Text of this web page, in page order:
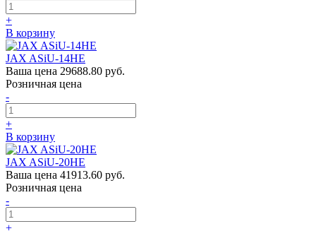
+
В корзину
JAX ASiU-14HE
Ваша цена 29688.80 руб.
Розничная цена
-
+
В корзину
JAX ASiU-20HE
Ваша цена 41913.60 руб.
Розничная цена
-
+